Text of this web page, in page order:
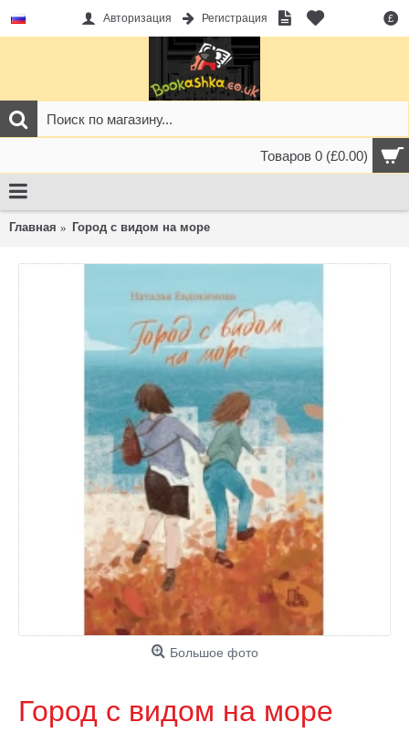
£
Авторизация Регистрация
Товаров 0 (£0.00)
Главная Город с видом на море
Большое фото
Город с видом на море